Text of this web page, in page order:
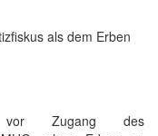
als dem Erben
Zugang des